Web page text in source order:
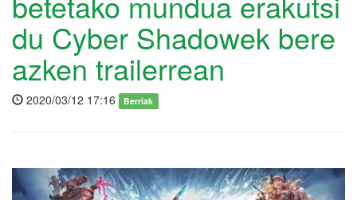
du Cyber Shadowek bere
azken trailerrean
2020/03/12 17:16 Berriak